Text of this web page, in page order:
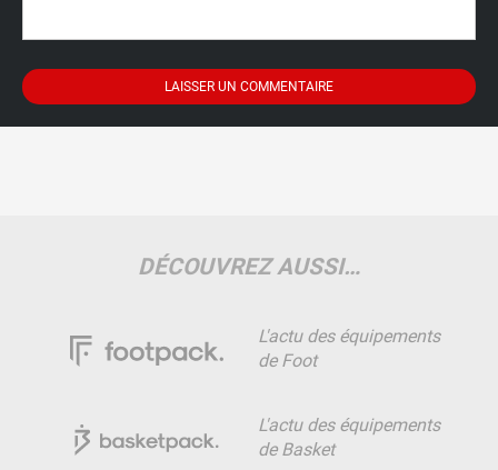
DÉCOUVREZ AUSSI…
L'actu des équipements
de Foot
L'actu des équipements
de Basket